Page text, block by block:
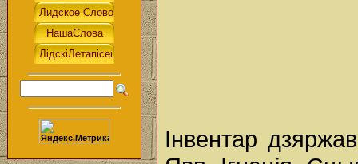
Інвентар